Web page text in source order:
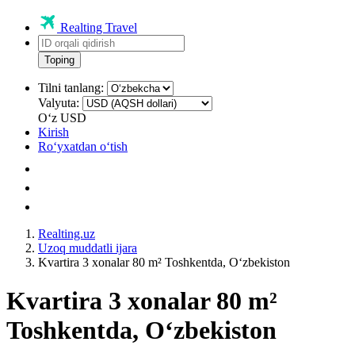
Realting Travel
Toping
Tilni tanlang:
Valyuta:
Oʻz USD
Kirish
Roʻyxatdan oʻtish
Realting.uz
Uzoq muddatli ijara
Kvartira 3 xonalar 80 m² Toshkentda, Oʻzbekiston
Kvartira 3 xonalar 80 m²
Toshkentda, Oʻzbekiston